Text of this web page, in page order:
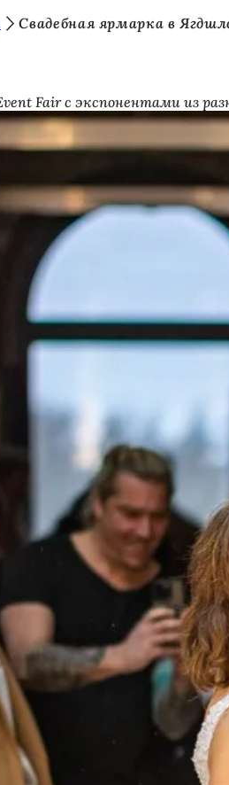
Свадебная ярмарка в
Fair с экспонентами